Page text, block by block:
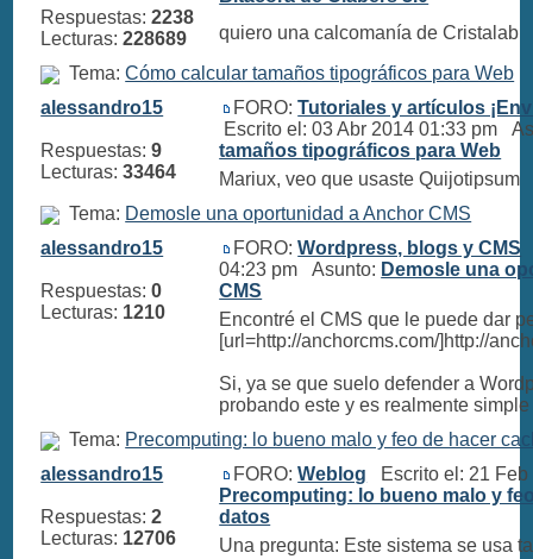
Respuestas:2238
Lecturas:228689
quiero una calcomanía de Cristalab
Tema:Cómo calcular tamaños tipográficos para Web
alessandro15
Respuestas:9
Lecturas:33464
FORO:Tutoriales y artículos
Escrito el: 03 Abr 2014 01:33 pm
tamaños tipográficos para Web
Mariux, veo que usaste Quijotipsum
Tema: Demosle una oportunidad a Anchor CMS
alessandro15
Respuestas:0
Lecturas: 1210
FORO:Wordpress, blogs y CMS
04:23 pm Asunto: Demosle una
CMS
Encontré el CMS que le puede dar
[url=http://anchorcms.com/]http://
Si, ya se que suelo defender a
probando este y es realmente simple
Tema: Precomputing: lo bueno malo y feo de hacer
alessandro15
Respuestas:2
Lecturas: 12706
FORO:Weblog Escrito el: 21
Precomputing: lo bueno malo y
datos
Una pregunta: Este sistema se usa